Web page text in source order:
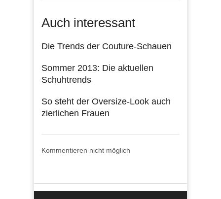
Auch interessant
Die Trends der Couture-Schauen
Sommer 2013: Die aktuellen
Schuhtrends
So steht der Oversize-Look auch
zierlichen Frauen
Kommentieren nicht möglich